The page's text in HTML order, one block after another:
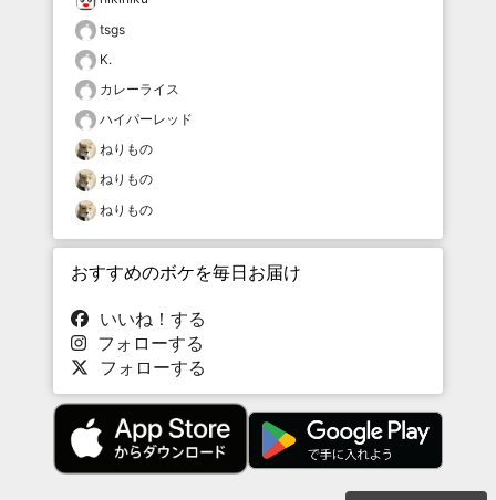
tsgs
K.
カレーライス
ハイパーレッド
ねりもの
ねりもの
ねりもの
おすすめのボケを毎日お届け
いいね！する
フォローする
フォローする